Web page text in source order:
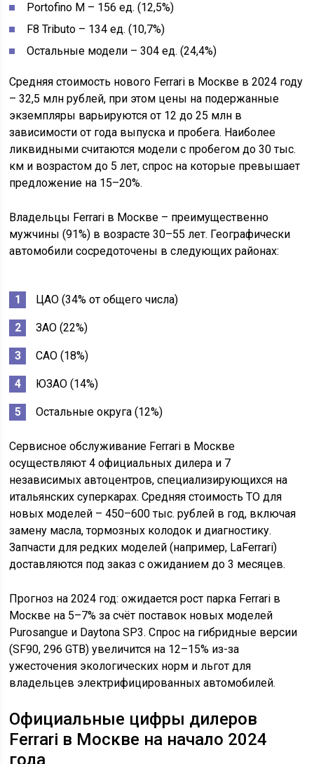
Portofino M – 156 ед. (12,5%)
F8 Tributo – 134 ед. (10,7%)
Остальные модели – 304 ед. (24,4%)
Средняя стоимость нового Ferrari в Москве в 2024 году
– 32,5 млн рублей, при этом цены на подержанные
экземпляры варьируются от 12 до 25 млн в
зависимости от года выпуска и пробега. Наиболее
ликвидными считаются модели с пробегом до 30 тыс.
км и возрастом до 5 лет, спрос на которые превышает
предложение на 15–20%.
Владельцы Ferrari в Москве – преимущественно
мужчины (91%) в возрасте 30–55 лет. Географически
автомобили сосредоточены в следующих районах:
ЦАО (34% от общего числа)
ЗАО (22%)
САО (18%)
ЮЗАО (14%)
Остальные округа (12%)
Сервисное обслуживание Ferrari в Москве
осуществляют 4 официальных дилера и 7
независимых автоцентров, специализирующихся на
итальянских суперкарах. Средняя стоимость ТО для
новых моделей – 450–600 тыс. рублей в год, включая
замену масла, тормозных колодок и диагностику.
Запчасти для редких моделей (например, LaFerrari)
доставляются под заказ с ожиданием до 3 месяцев.
Прогноз на 2024 год: ожидается рост парка Ferrari в
Москве на 5–7% за счёт поставок новых моделей
Purosangue и Daytona SP3. Спрос на гибридные версии
(SF90, 296 GTB) увеличится на 12–15% из-за
ужесточения экологических норм и льгот для
владельцев электрифицированных автомобилей.
Официальные цифры дилеров
Ferrari в Москве на начало 2024
года